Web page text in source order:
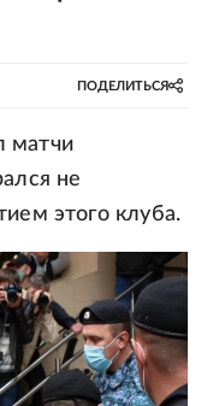
ПОДЕЛИТЬСЯ
матчи
не
этого клуба.